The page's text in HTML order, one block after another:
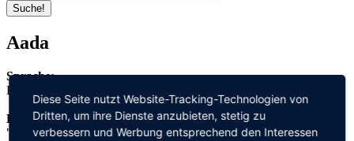
Suche!
Aada
Sprache:
Finnisch
Bedeutung:
"edel"
Diese Seite nutzt Website-Tracking-Technologien von
Dritten, um ihre Dienste anzubieten, stetig zu
verbessern und Werbung entsprechend den Interessen